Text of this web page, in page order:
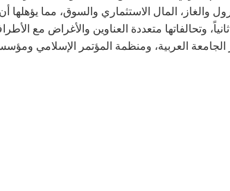
والغاز، المال الاستثماري والسوق، مما
وتحالفاتها متعددة العناوين والأغراض مع
الجامعة العربية، ومنظمة المؤتمر الإسلامي